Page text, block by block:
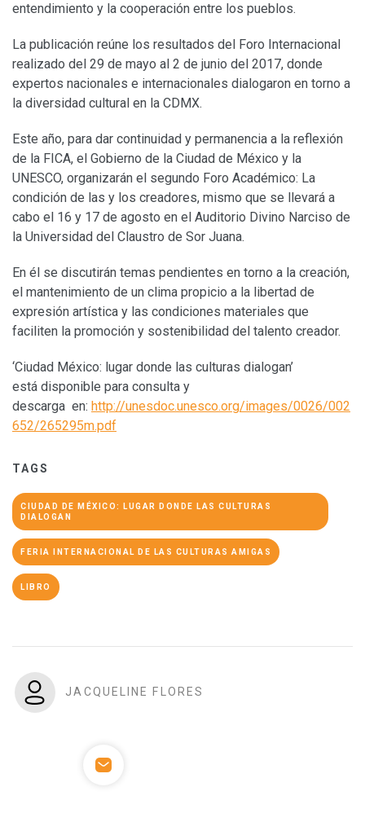
entendimiento y la cooperación entre los pueblos.
La publicación reúne los resultados del Foro Internacional
realizado del 29 de mayo al 2 de junio del 2017, donde
expertos nacionales e internacionales dialogaron en torno a
la diversidad cultural en la CDMX.
Este año, para dar continuidad y permanencia a la reflexión
de la FICA, el Gobierno de la Ciudad de México y la
UNESCO, organizarán el segundo Foro Académico: La
condición de las y los creadores, mismo que se llevará a
cabo el 16 y 17 de agosto en el Auditorio Divino Narciso de
la Universidad del Claustro de Sor Juana.
En él se discutirán temas pendientes en torno a la creación,
el mantenimiento de un clima propicio a la libertad de
expresión artística y las condiciones materiales que
faciliten la promoción y sostenibilidad del talento creador.
‘Ciudad México: lugar donde las culturas dialogan’
está disponible para consulta y
descarga en: http://unesdoc.unesco.org/images/0026/002
652/265295m.pdf
TAGS
CIUDAD DE MÉXICO: LUGAR DONDE LAS CULTURAS
DIALOGAN
FERIA INTERNACIONAL DE LAS CULTURAS AMIGAS
LIBRO
JACQUELINE FLORES